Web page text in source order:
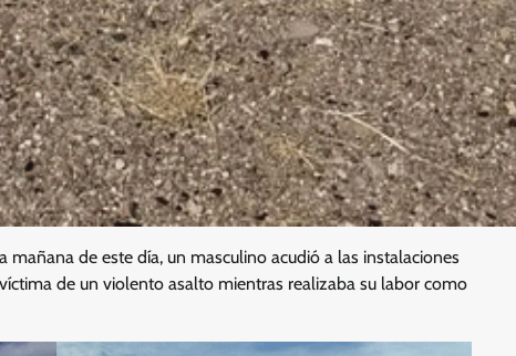
de este día, un masculino acudió a las instalaciones
de un violento asalto mientras realizaba su labor como